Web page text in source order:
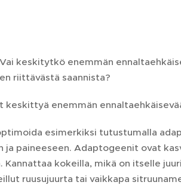
keskitytkö enemmän
riittävästä saannista?
enemmän
esimerkiksi tutustumalla
ja paineeseen. Adaptogeenit ovat
kokeilla, mikä on itselle
ruusujuurta tai vaikkapa